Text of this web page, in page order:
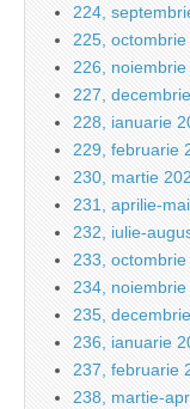
224,
225,
226,
227,
228, ianuarie
229, februarie
230, martie
231, aprilie-
232, iulie-
233,
234,
235,
236, ianuarie
237, februarie
238, martie-